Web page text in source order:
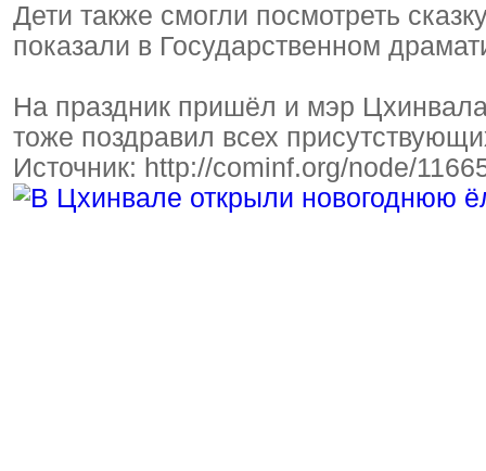
Дети также смогли посмотреть
показали в Государственном
На праздник пришёл и мэр
тоже поздравил всех
Источник: http://cominf.org/node/